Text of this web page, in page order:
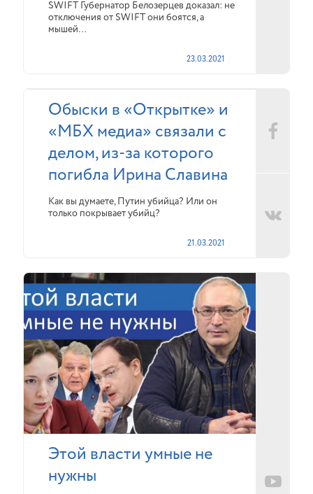
SWIFT Губернатор Белозерцев доказал: не
отключения от SWIFT они боятся, а
мышей…
23.03.2021
Обыски в «Открытке» и
«МБХ медиа» связали с
делом, из-за которого
погибла Ирина Славина
Как вы думаете, Путин убийца? Или он
только покрывает убийц?
21.03.2021
Этой власти умные не
нужны